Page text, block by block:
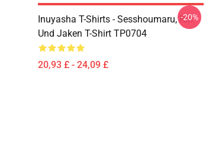
Inuyasha T-Shirts - Sesshoumaru, Rin
Und Jaken T-Shirt TP0704
20,93 £ - 24,09 £
-20%